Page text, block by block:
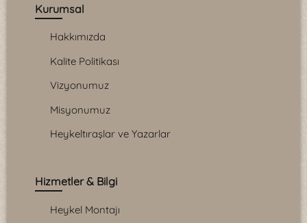
Kurumsal
Hakkımızda
Kalite Politikası
Vizyonumuz
Misyonumuz
Heykeltıraşlar ve Yazarlar
Hizmetler & Bilgi
Heykel Montajı